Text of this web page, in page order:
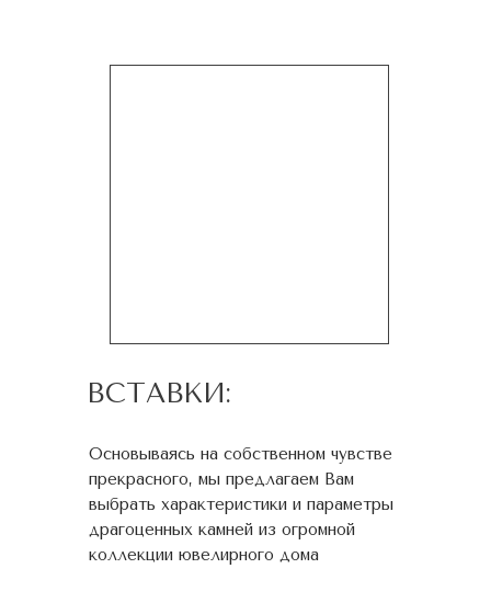
ВСТАВКИ:
Основываясь на собственном чувстве
прекрасного, мы предлагаем Вам
выбрать характеристики и параметры
драгоценных камней из огромной
коллекции ювелирного дома